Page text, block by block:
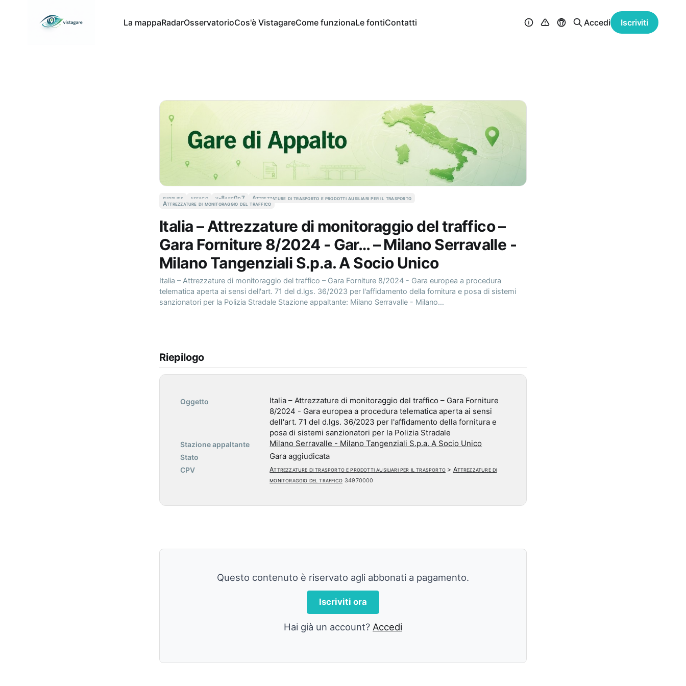
La mappaRadarOsservatorioCos'è VistagareCome funzionaLe fontiContatti Accedi Iscriviti
supplies assago v-8aec0d7 Attrezzature di trasporto e prodotti ausiliari per il trasporto
Attrezzature di monitoraggio del traffico
Italia – Attrezzature di monitoraggio del traffico –
Gara Forniture 8/2024 - Gar… – Milano Serravalle -
Milano Tangenziali S.p.a. A Socio Unico
Italia – Attrezzature di monitoraggio del traffico – Gara Forniture 8/2024 - Gara europea a procedura
telematica aperta ai sensi dell'art. 71 del d.lgs. 36/2023 per l'affidamento della fornitura e posa di sistemi
sanzionatori per la Polizia Stradale Stazione appaltante: Milano Serravalle - Milano…
Riepilogo
Oggetto
Italia – Attrezzature di monitoraggio del traffico – Gara Forniture
8/2024 - Gara europea a procedura telematica aperta ai sensi
dell'art. 71 del d.lgs. 36/2023 per l'affidamento della fornitura e
posa di sistemi sanzionatori per la Polizia Stradale
Stazione appaltante Milano Serravalle - Milano Tangenziali S.p.a. A Socio Unico
Stato Gara aggiudicata
CPV Attrezzature di trasporto e prodotti ausiliari per il trasporto> Attrezzature di
monitoraggio del traffico 34970000
Questo contenuto è riservato agli abbonati a pagamento.
Iscriviti ora
Hai già un account? Accedi